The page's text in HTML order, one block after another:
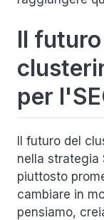
Il
per
Il futuro del
nella strategia
piuttosto
cambiare in
pensiamo,